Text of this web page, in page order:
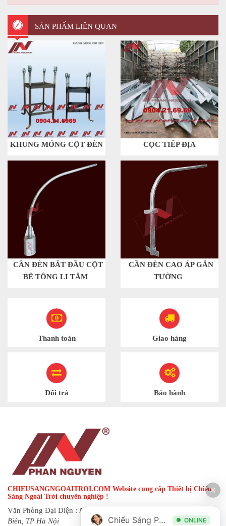
SẢN PHẨM LIÊN QUAN
KHUNG MÓNG CỘT ĐÈN CỌC TIẾP ĐỊA
CẦN ĐÈN BẮT ĐẦU CỘT
BÊ TÔNG LI TÂM
CẦN ĐÈN CAO ÁP GẮN
TƯỜNG
Thanh toán Giao hàng
Đổi trả Bảo hành
CHIEUSANGNGOAITROI.COM Website cung cấp Thiết bị Chiếu
Sáng Ngoài Trời chuyên nghiệp !
Văn Phòng Đại Diện : Ngõ 144 đường Hạ Trại, phường Long
Biên, TP Hà Nội
Chiếu Sáng Phan Nguyễn ONLINE